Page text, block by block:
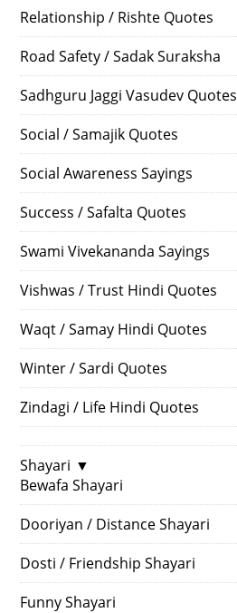
Relationship / Rishte Quotes
Road Safety / Sadak Suraksha
Sadhguru Jaggi Vasudev Quotes
Social / Samajik Quotes
Social Awareness Sayings
Success / Safalta Quotes
Swami Vivekananda Sayings
Vishwas / Trust Hindi Quotes
Waqt / Samay Hindi Quotes
Winter / Sardi Quotes
Zindagi / Life Hindi Quotes
Shayari ▼
Bewafa Shayari
Dooriyan / Distance Shayari
Dosti / Friendship Shayari
Funny Shayari